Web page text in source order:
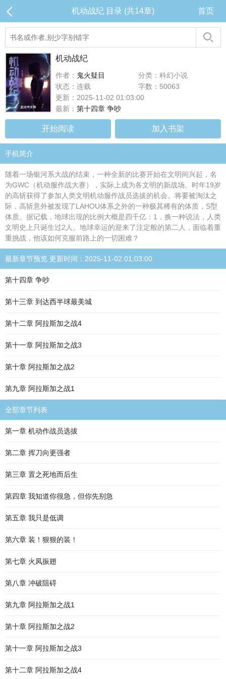
机动战纪 目录 (共14章) 首页
机动战纪
作者： 鬼火疑目
分类：科幻小说
状态：连载
字数：50063
更新：2025-11-02 01:03:00
最新： 第十四章 争吵
开始阅读 加入书架
手机简介
随着一场银河系大战的结束，一种全新的比赛开始在文明间兴起，名
为GWC（机动服作战大赛），实际上成为各文明的新战场。时年19岁
的高斩获得了参加人类文明机动服作战员选拔的机会。将要被淘汰之
际，高斩意外被发现了LAHOU体系之外的一种极其稀有的体质，S型
体质。据记载，地球出现的比例大概是四千亿：1，换一种说法，人类
文明史上只诞生过2人。地球幸运的迎来了注定般的第二人，面临着重
重挑战，他该如何克服前路上的一切困难？
最新章节预览 更新时间：2025-11-02 01:03:00
第十四章 争吵
第十三章 到达西半球最美城
第十二章 阿拉斯加之战4
第十一章 阿拉斯加之战3
第十章 阿拉斯加之战2
第九章 阿拉斯加之战1
全部章节列表
第一章 机动作战员选拔
第二章 挥刀向更强者
第三章 置之死地而后生
第四章 我知道你很急，但你先别急
第五章 我只是低调
第六章 装！狠狠的装！
第七章 火凤振翅
第八章 冲破阻碍
第九章 阿拉斯加之战1
第十章 阿拉斯加之战2
第十一章 阿拉斯加之战3
第十二章 阿拉斯加之战4